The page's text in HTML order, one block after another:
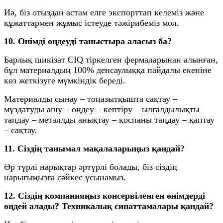
Иә, біз отыздан астам елге экспорттап келеміз және
құжаттармен жұмыс істеуде тәжірибеміз мол.
10. Өнімді өңдеуді таныстыра аласыз ба?
Барлық шикізат CIQ тіркелген фермаларынан алынған,
бұл материалдың 100% денсаулыққа пайдалы екеніне
көз жеткізуге мүмкіндік береді.
Материалды сынау – тоңазытқышта сақтау –
мұздатуды ашу – өңдеу – кептіру – ылғалдылықты
таңдау – металлды анықтау – қоспаны таңдау – қаптау
– сақтау.
11. Сіздің танымал мақалаларыңыз қандай?
Әр түрлі нарықтар әртүрлі болады, біз сіздің
нарығыңызға сәйкес ұсынамыз.
12. Сіздің компанияңыз консервіленген өнімдерді
өңдей алады? Техникалық сипаттамалары қандай?